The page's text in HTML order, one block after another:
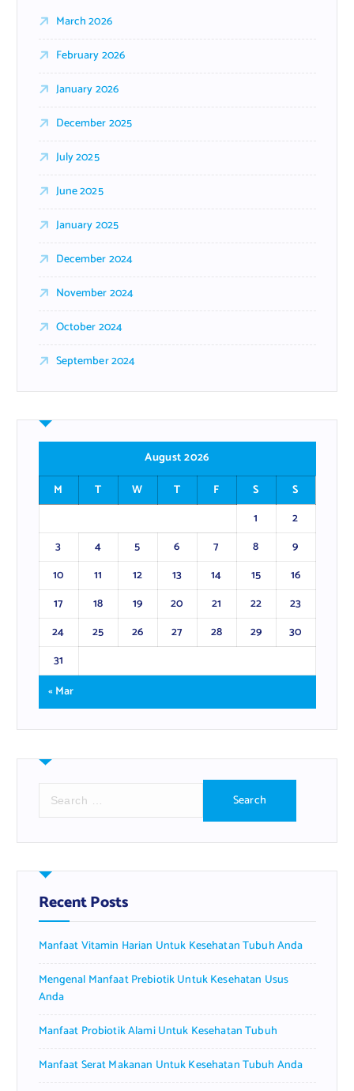
March 2026
February 2026
January 2026
December 2025
July 2025
June 2025
January 2025
December 2024
November 2024
October 2024
September 2024
August 2026
M
T W T F S
S
1
2
3
4 5 6 7 8
9
10
11 12 13 14 15
16
17
18 19 20 21 22
23
24
25 26 27 28 29
30
31
« Mar
r
h
f
o
:
Recent Posts
Manfaat Vitamin Harian Untuk Kesehatan Tubuh Anda
Mengenal Manfaat Prebiotik Untuk Kesehatan Usus
Anda
Manfaat Probiotik Alami Untuk Kesehatan Tubuh
Manfaat Serat Makanan Untuk Kesehatan Tubuh Anda